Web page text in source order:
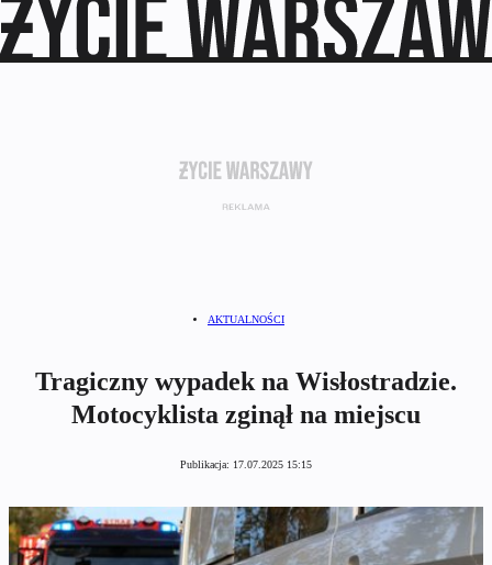
AKTUALNOŚCI
Tragiczny wypadek na Wisłostradzie.
Motocyklista zginął na miejscu
Publikacja: 17.07.2025 15:15